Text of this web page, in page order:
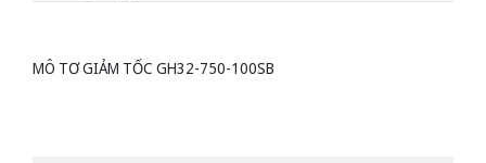
MÔ TƠ GIẢM TỐC GH32-750-100SB